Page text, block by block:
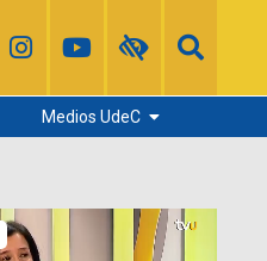
Medios UdeC
Radio UdeC
Noticias UdeC